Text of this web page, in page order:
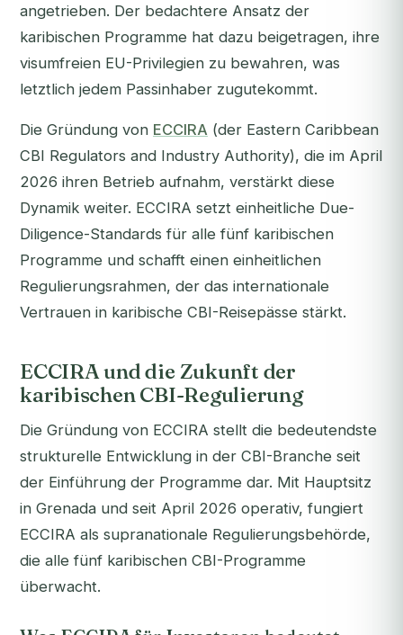
angetrieben. Der bedachtere Ansatz der
karibischen Programme hat dazu beigetragen, ihre
visumfreien EU-Privilegien zu bewahren, was
letztlich jedem Passinhaber zugutekommt.
Die Gründung von ECCIRA (der Eastern Caribbean
CBI Regulators and Industry Authority), die im April
2026 ihren Betrieb aufnahm, verstärkt diese
Dynamik weiter. ECCIRA setzt einheitliche Due-
Diligence-Standards für alle fünf karibischen
Programme und schafft einen einheitlichen
Regulierungsrahmen, der das internationale
Vertrauen in karibische CBI-Reisepässe stärkt.
ECCIRA und die Zukunft der
karibischen CBI-Regulierung
Die Gründung von ECCIRA stellt die bedeutendste
strukturelle Entwicklung in der CBI-Branche seit
der Einführung der Programme dar. Mit Hauptsitz
in Grenada und seit April 2026 operativ, fungiert
ECCIRA als supranationale Regulierungsbehörde,
die alle fünf karibischen CBI-Programme
überwacht.